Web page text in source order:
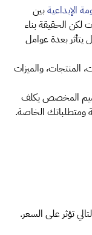
الإبداعيةبين
لكن الحقيقة بناء
بعدة عوامل
والميزات
المخصص يكلف
ومتطلباتك الخاصة.
تؤثر على السعر.